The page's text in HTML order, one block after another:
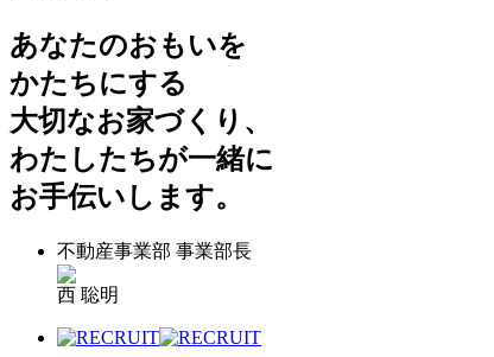
あなたのおもいを
かたちにする
大切なお家づくり、
わたしたちが一緒に
お手伝いします。
不動産事業部 事業部長
西 聡明